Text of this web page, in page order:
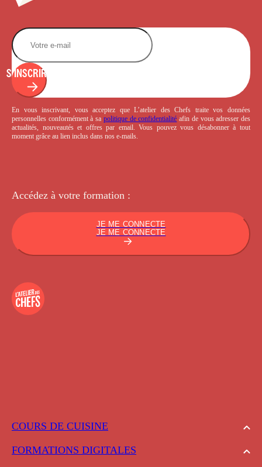
COURS DE CUISINE
FORMATIONS DIGITALES
S'INSCRIRE
En vous inscrivant, vous acceptez que L’atelier des Chefs traite vos données
personnelles conformément à sa politique de confidentialité afin de vous adresser des
actualités, nouveautés et offres par email. Vous pouvez vous désabonner à tout
moment grâce au lien inclus dans nos e-mails.
Accédez à votre formation :
JE ME CONNECTE
JE ME CONNECTE